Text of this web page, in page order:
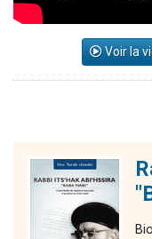
Voir la